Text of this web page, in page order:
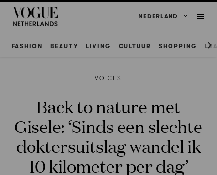
NEDERLAND
FASHION BEAUTY LIVING CULTUUR SHOPPING
VOICES
Back to nature met
Gisele: ‘Sinds een slechte
doktersuitslag wandel ik
10 kilometer per dag’